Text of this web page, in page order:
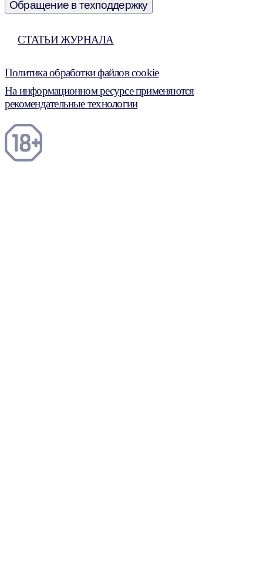
Обращение в техподдержку
СТАТЬИ ЖУРНАЛА
Политика обработки файлов cookie
На информационном ресурсе применяются
рекомендательные технологии